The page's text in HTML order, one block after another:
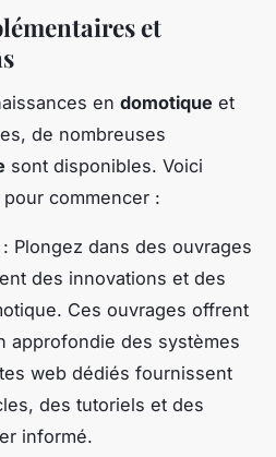
et
en domotique et
de nombreuses
sont disponibles. Voici
commencer :
: Plongez dans des ouvrages
des innovations et des
Ces ouvrages offrent
approfondie des systèmes
web dédiés fournissent
des tutoriels et des
informé.